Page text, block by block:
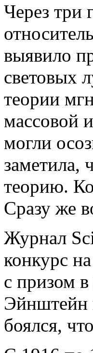
Через три
выявило
световых
теории
массовой
могли
заметила,
теорию.
Сразу же
Журнал
конкурс
с призом
Эйнштейн
боялся,